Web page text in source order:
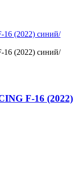
F-16 (2022)